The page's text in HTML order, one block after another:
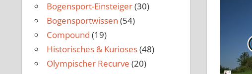
Bogensport-Einsteiger(30)
Bogensportwissen (54)
Compound (19)
Historisches & Kurioses(48)
Olympischer Recurve (20)